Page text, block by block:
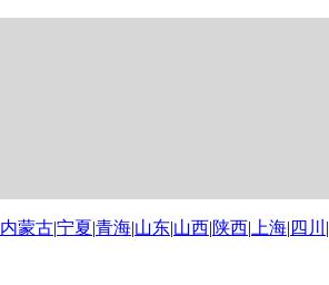
内蒙古|宁夏|青海|山东|山西|陕西| 上海| 四川 |